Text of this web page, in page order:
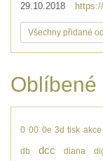
29.10.2018
Všechny přidané
Oblíbené
0 00 0e 3d tisk akce
db dcc diana